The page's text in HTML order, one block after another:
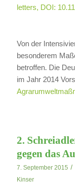
letters, DOI:
Von der
besonderem
betroffen. Die
im Jahr 2014
2.
gegen das
7. September 2015 /
Kinser